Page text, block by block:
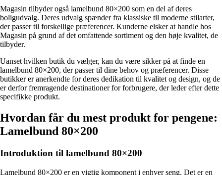
Magasin tilbyder også lamelbund 80×200 som en del af deres
boligudvalg. Deres udvalg spænder fra klassiske til moderne stilarter,
der passer til forskellige præferencer. Kunderne elsker at handle hos
Magasin på grund af det omfattende sortiment og den høje kvalitet, de
tilbyder.
Uanset hvilken butik du vælger, kan du være sikker på at finde en
lamelbund 80×200, der passer til dine behov og præferencer. Disse
butikker er anerkendte for deres dedikation til kvalitet og design, og de
er derfor fremragende destinationer for forbrugere, der leder efter dette
specifikke produkt.
Hvordan får du mest produkt for pengene:
Lamelbund 80×200
Introduktion til lamelbund 80×200
Lamelbund 80×200 er en vigtig komponent i enhver seng. Det er en